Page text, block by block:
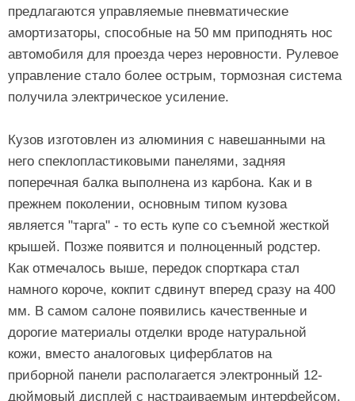
предлагаются управляемые пневматические
амортизаторы, способные на 50 мм приподнять нос
автомобиля для проезда через неровности. Рулевое
управление стало более острым, тормозная система
получила электрическое усиление.
Кузов изготовлен из алюминия с навешанными на
него спеклопластиковыми панелями, задняя
поперечная балка выполнена из карбона. Как и в
прежнем поколении, основным типом кузова
является "тарга" - то есть купе со съемной жесткой
крышей. Позже появится и полноценный родстер.
Как отмечалось выше, передок спорткара стал
намного короче, кокпит сдвинут вперед сразу на 400
мм. В самом салоне появились качественные и
дорогие материалы отделки вроде натуральной
кожи, вместо аналоговых циферблатов на
приборной панели располагается электронный 12-
дюймовый дисплей с настраиваемым интерфейсом.